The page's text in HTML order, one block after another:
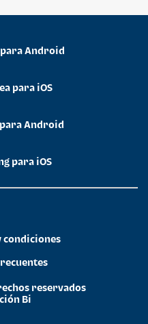
para Android
para iOS
Android
para iOS
reservados
Bi
condiciones